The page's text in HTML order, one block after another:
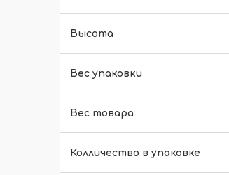
Высота
Вес упаковки
Вес товара
Колличество в упаковке